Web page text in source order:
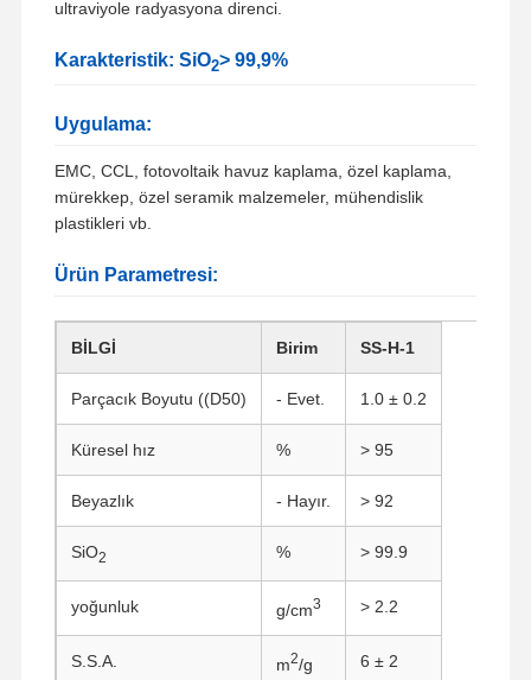
ultraviyole radyasyona direnci.
Karakteristik: SiO2> 99,9%
Uygulama:
EMC, CCL, fotovoltaik havuz kaplama, özel kaplama,
mürekkep, özel seramik malzemeler, mühendislik
plastikleri vb.
Ürün Parametresi:
BİLGİ Birim SS-H-1
Parçacık Boyutu ((D50) - Evet. 1.0 ± 0.2
Küresel hız % > 95
Beyazlık - Hayır. > 92
SiO2 % > 99.9
yoğunluk g/cm3 > 2.2
S.S.A. m2/g 6 ± 2